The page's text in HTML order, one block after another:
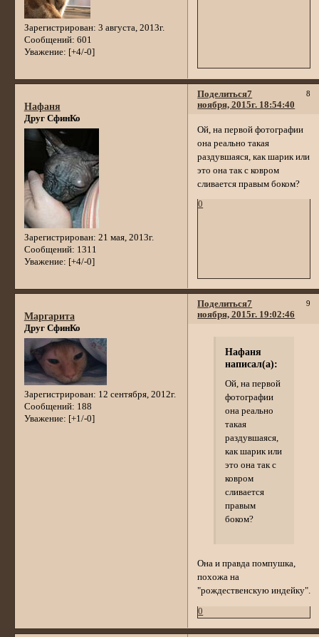
Зарегистрирован: 3 августа, 2013г.
Сообщений: 601
Уважение: [+4/-0]
Поделиться 8
7
ноября, 2015г. 18:54:40
Нафаня
Друг СфинКо
Зарегистрирован: 21 мая, 2013г.
Сообщений: 1311
Уважение: [+4/-0]
Ой, на первой фотографии
она реально такая
раздувшаяся, как шарик или
это она так с ковром
сливается правым боком?
0
Поделиться 9
7
ноября, 2015г. 19:02:46
Маргарита
Друг СфинКо
Зарегистрирован: 12 сентября, 2012г.
Сообщений: 188
Уважение: [+1/-0]
Нафаня
написал(а):
Ой, на первой
фотографии
она реально
такая
раздувшаяся,
как шарик или
это она так с
ковром
сливается
правым
боком?
Она и правда помпушка,
похожа на
"рождественскую индейку".
0